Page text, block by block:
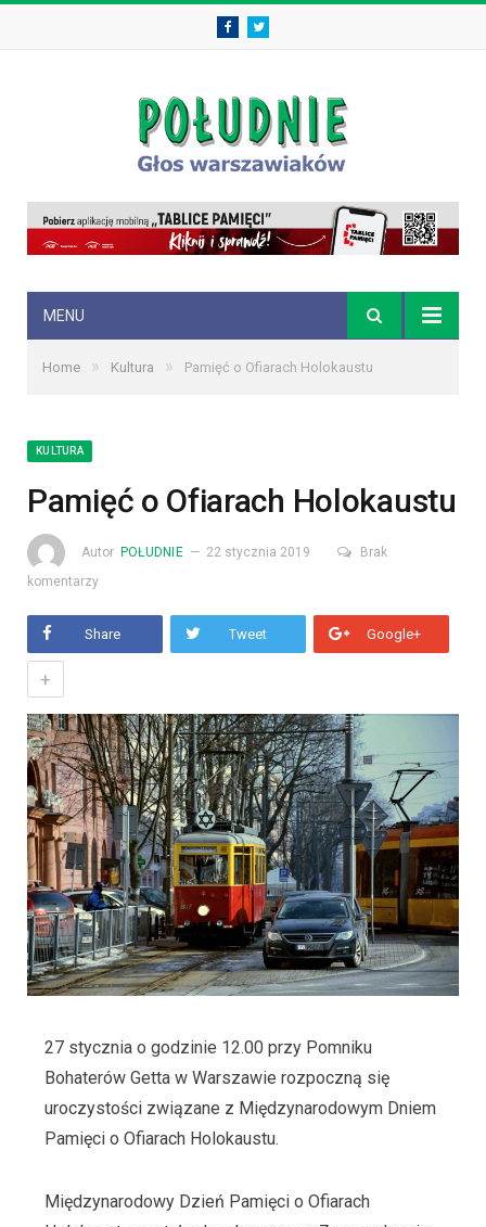
FacebookTwitter
MENU
Home » Kultura » Pamięć o Ofiarach Holokaustu
KULTURA
Pamięć o Ofiarach Holokaustu
Autor POŁUDNIE 22 stycznia 2019
Brak
komentarzy
Share Tweet Google+
+
27 stycznia o godzinie 12.00 przy Pomniku
Bohaterów Getta w Warszawie rozpoczną się
uroczystości związane z Międzynarodowym Dniem
Pamięci o Ofiarach Holokaustu.
Międzynarodowy Dzień Pamięci o Ofiarach